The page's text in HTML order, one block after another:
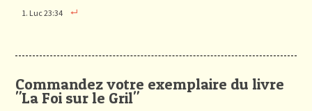
Luc 23:34
Commandez votre exemplaire du livre
"La Foi sur le Gril"